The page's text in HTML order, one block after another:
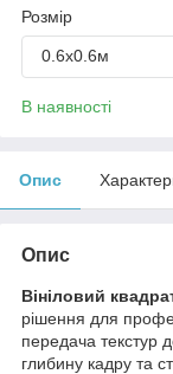
Розмір
0.6х0.6м
В наявності
Опис
Опис
Вініловий
рішення для
передача текстур
глибину кадру та